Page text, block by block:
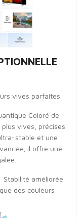
vives parfaites
Coloré de
vives, précises
stable et une
il offre une
améliorée
des couleurs